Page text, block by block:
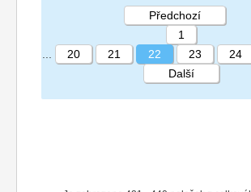
STRÁNKA 22 26
Předchozí
1
20 21 22 23 24
Další